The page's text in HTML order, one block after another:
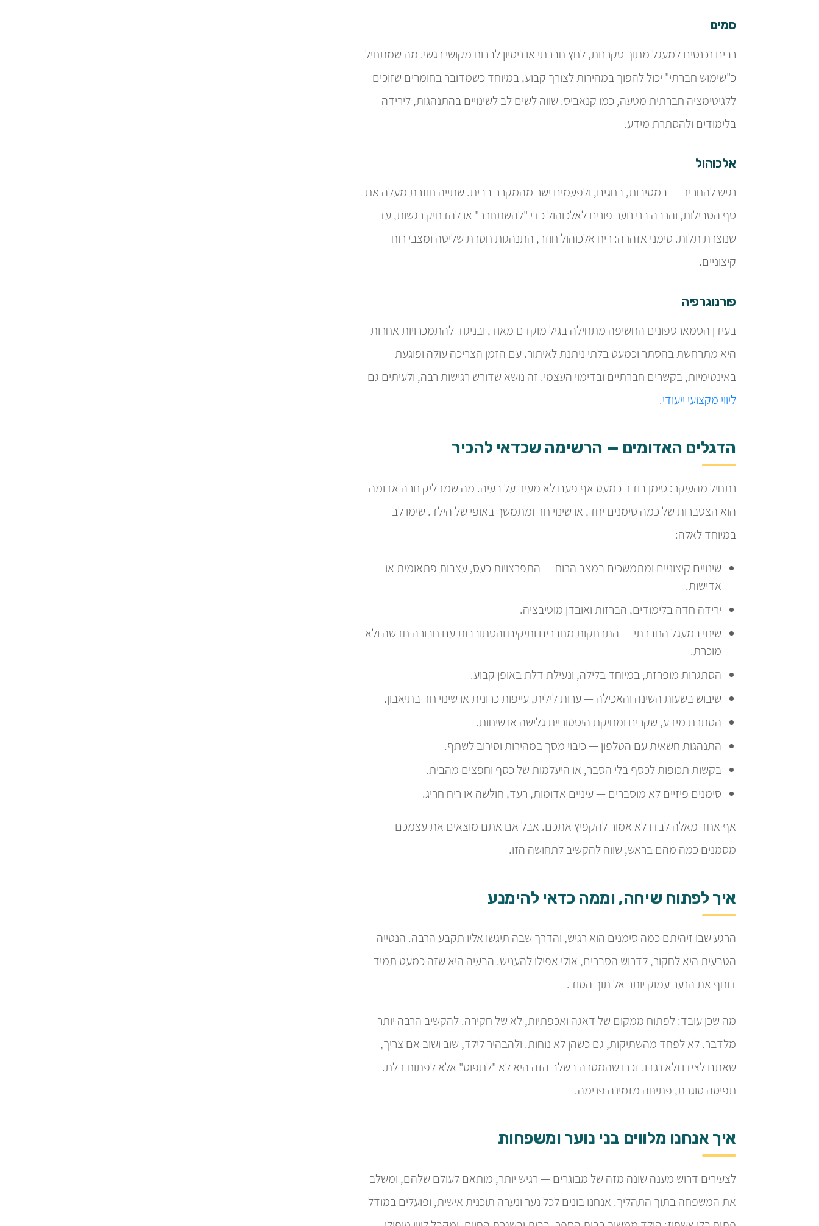
סמים
רבים נכנסים למעגל מתוך סקרנות, לחץ חברתי או ניסיון לברוח מקושי רגשי. מה שמתחיל
כ"שימוש חברתי" יכול להפוך במהירות לצורך קבוע, במיוחד כשמדובר בחומרים שזוכים
ללגיטימציה חברתית מטעה, כמו קנאביס. שווה לשים לב לשינויים בהתנהגות, לירידה
בלימודים ולהסתרת מידע.
אלכוהול
נגיש להחריד — במסיבות, בחגים, ולפעמים ישר מהמקרר בבית. שתייה חוזרת מעלה את
סף הסבילות, והרבה בני נוער פונים לאלכוהול כדי "להשתחרר" או להדחיק רגשות, עד
שנוצרת תלות. סימני אזהרה: ריח אלכוהול חוזר, התנהגות חסרת שליטה ומצבי רוח
קיצוניים.
פורנוגרפיה
בעידן הסמארטפונים החשיפה מתחילה בגיל מוקדם מאוד, ובניגוד להתמכרויות אחרות
היא מתרחשת בהסתר וכמעט בלתי ניתנת לאיתור. עם הזמן הצריכה עולה ופוגעת
באינטימיות, בקשרים חברתיים ובדימוי העצמי. זה נושא שדורש רגישות רבה, ולעיתים גם
ליווי מקצועי ייעודי.
הדגלים האדומים — הרשימה שכדאי להכיר
נתחיל מהעיקר: סימן בודד כמעט אף פעם לא מעיד על בעיה. מה שמדליק נורה אדומה
הוא הצטברות של כמה סימנים יחד, או שינוי חד ומתמשך באופי של הילד. שימו לב
במיוחד לאלה:
שינויים קיצוניים ומתמשכים במצב הרוח — התפרצויות כעס, עצבות פתאומית או
אדישות.
ירידה חדה בלימודים, הברזות ואובדן מוטיבציה.
שינוי במעגל החברתי — התרחקות מחברים ותיקים והסתובבות עם חבורה חדשה ולא
מוכרת.
הסתגרות מופרזת, במיוחד בלילה, ונעילת דלת באופן קבוע.
שיבוש בשעות השינה והאכילה — ערות לילית, עייפות כרונית או שינוי חד בתיאבון.
הסתרת מידע, שקרים ומחיקת היסטוריית גלישה או שיחות.
התנהגות חשאית עם הטלפון — כיבוי מסך במהירות וסירוב לשתף.
בקשות תכופות לכסף בלי הסבר, או היעלמות של כסף וחפצים מהבית.
סימנים פיזיים לא מוסברים — עיניים אדומות, רעד, חולשה או ריח חריג.
אף אחד מאלה לבדו לא אמור להקפיץ אתכם. אבל אם אתם מוצאים את עצמכם
מסמנים כמה מהם בראש, שווה להקשיב לתחושה הזו.
איך לפתוח שיחה, וממה כדאי להימנע
הרגע שבו זיהיתם כמה סימנים הוא רגיש, והדרך שבה תיגשו אליו תקבע הרבה. הנטייה
הטבעית היא לחקור, לדרוש הסברים, אולי אפילו להעניש. הבעיה היא שזה כמעט תמיד
דוחף את הנער עמוק יותר אל תוך הסוד.
מה שכן עובד: לפתוח ממקום של דאגה ואכפתיות, לא של חקירה. להקשיב הרבה יותר
מלדבר. לא לפחד מהשתיקות, גם כשהן לא נוחות. ולהבהיר לילד, שוב ושוב אם צריך,
שאתם לצידו ולא נגדו. זכרו שהמטרה בשלב הזה היא לא "לתפוס" אלא לפתוח דלת.
תפיסה סוגרת, פתיחה מזמינה פנימה.
איך אנחנו מלווים בני נוער ומשפחות
לצעירים דרוש מענה שונה מזה של מבוגרים — רגיש יותר, מותאם לעולם שלהם, ומשלב
את המשפחה בתוך התהליך. אנחנו בונים לכל נער ונערה תוכנית אישית, ופועלים במודל